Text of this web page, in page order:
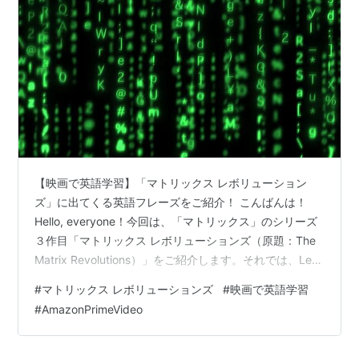
【映画で英語学習】「マトリックス レボリューション
ズ」に出てくる英語フレーズをご紹介！ こんばんは！
Hello, everyone！今回は、「マトリックス」のシリーズ
３作目「マトリックス レボリューションズ（原題：The
Matrix Revolutions）」をご紹介します。それでは、Let’s
あらすじ メロビンジアンの台詞 have good manners /
learn one's lesson there is no action without
consequence. pay the price 預言者とネオの…
#マトリックス レボリューションズ #映画で英語学習
#AmazonPrimeVideo